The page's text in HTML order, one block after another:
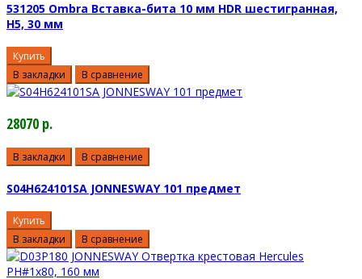
531205 Ombra Вставка-бита 10 мм HDR шестигранная,
H5, 30 мм
Купить
В закладки
В сравнение
28070 р.
В закладки В сравнение
S04H624101SA JONNESWAY 101 предмет
Купить
В закладки
В сравнение